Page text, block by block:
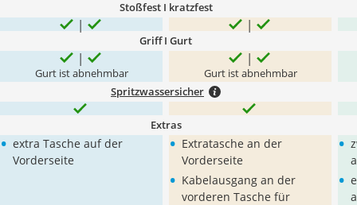
Stoßfest I kratzfest
Griff I Gurt
Gurt ist abnehmbar Gurt ist abnehmbar
Spritzwassersicher
Extras
• extra Tasche auf der
Vorderseite
• Extratasche an der
Vorderseite
• Kabelausgang an der
vorderen Tasche für
•
•